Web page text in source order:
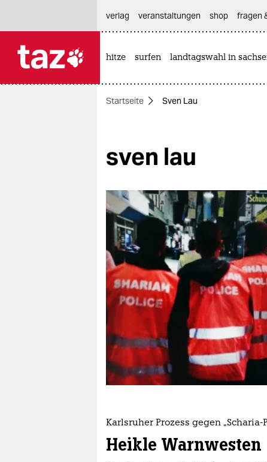
themen
öko
gesellschaft
kultur
sport
berlin
nord
wahrheit
verlag
verlag
shop
fragen & hilfe
verlag
veranstaltungen shop fragen
hitze surfen landtagswahl in
Startseite Sven Lau
sven lau
Karlsruher Prozess gegen „Scharia-
Heikle Warnwesten